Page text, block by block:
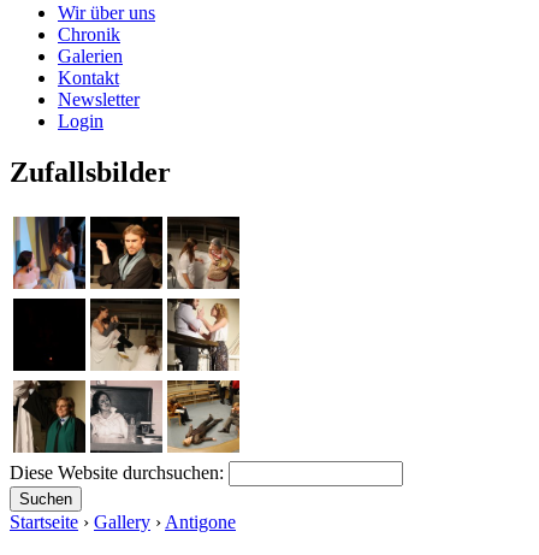
Wir über uns
Chronik
Galerien
Kontakt
Newsletter
Login
Zufallsbilder
Diese Website durchsuchen:
Startseite › Gallery › Antigone